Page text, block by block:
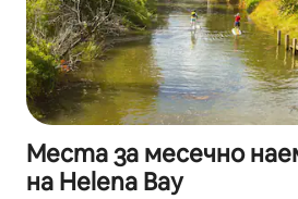
Места за месечно
на Helena Bay